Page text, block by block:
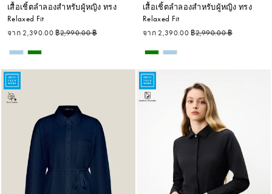
เสื้อเชิ้ตลำลองสำหรับผู้หญิง ทรง
Relaxed Fit
จาก 2,390.00 ฿ราคาปกติ
2,990.00 ฿
เสื้อเชิ้ตลำลองสำหรับผู้หญิง ทรง
Relaxed Fit
จาก 2,390.00 ฿ราคาปกติ
2,990.00 ฿